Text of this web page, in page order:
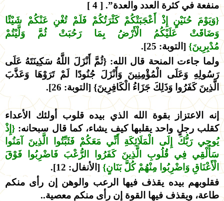
منفعة في كثرة العدد والعدة”. [ 4 ]
{وَيَوْمَ حُنَيْنٍ إِذْ أَعْجَبَتْكُمْ كَثْرَتُكُمْ فَلَمْ تُغْنِ عَنْكُمْ شَيْئًا
وَضَاقَتْ عَلَيْكُمُ الْأَرْضُ بِمَا رَحُبَتْ ثُمَّ وَلَّيْتُمْ
مُدْبِرِينَ} [التوبة: 25].
ولما جاءت المنحة قال الله: {ثُمَّ أَنْزَلَ اللَّهُ سَكِينَتَهُ عَلَى
رَسُولِهِ وَعَلَى الْمُؤْمِنِينَ وَأَنْزَلَ جُنُودًا لَمْ تَرَوْهَا وَعَذَّبَ
الَّذِينَ كَفَرُوا وَذَلِكَ جَزَاءُ الْكَافِرِينَ} [التوبة: 26].
إنه الاعتزاز بقوة الله الذي بيده قلوب أولئك الأعداء
كقلب رجلٍ واحد يقلبها كيف يشاء، كما قال سبحانه: {إِذْ
يُوحِي رَبُّكَ إِلَى الْمَلَائِكَةِ أَنِّي مَعَكُمْ فَثَبِّتُوا الَّذِينَ آمَنُوا
سَأُلْقِي فِي قُلُوبِ الَّذِينَ كَفَرُوا الرُّعْبَ فَاضْرِبُوا فَوْقَ
الْأَعْنَاقِ وَاضْرِبُوا مِنْهُمْ كُلَّ بَنَانٍ} [الأنفال: 12].
فقلوبهم بيده يقذف فيها الرعب والوهن إن رأى منكم
طاعة، ويقذف فيها القوة إن رأى منكم معصية..